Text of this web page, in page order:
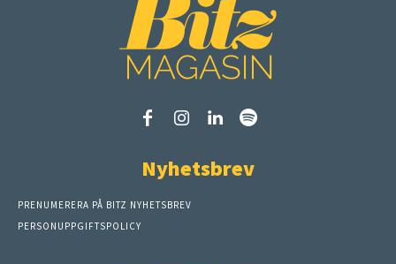
Nyhetsbrev
PRENUMERERA PÅ BITZ NYHETSBREV
PERSONUPPGIFTSPOLICY